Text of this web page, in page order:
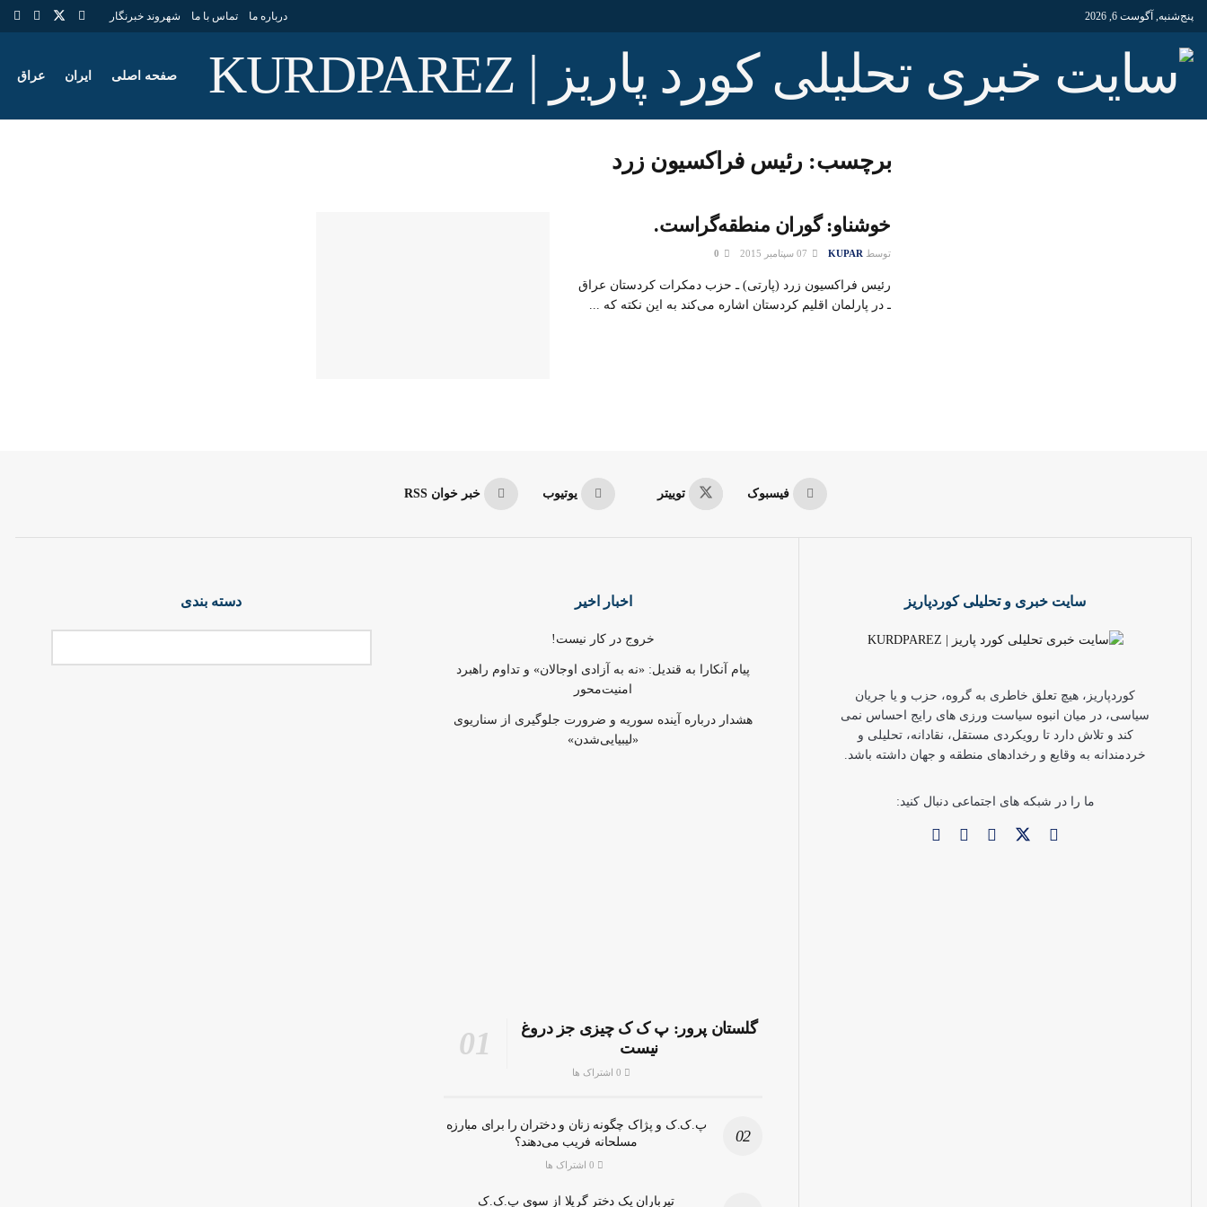
پنج‌شنبه, آگوست 6, 2026 درباره ما تماس با ما شهروند خبرنگار
صفحه اصلی ایران عراق
برچسب: رئيس فراكسيون زرد
خوشناو: گوران منطقه‌گراست.
توسط KUPAR
رئیس فراکسیون زرد (پارتی) ـ حزب دمکرات کردستان عراق
ـ در پارلمان اقلیم کردستان اشاره می‌کند به این نکته که ...
فیسبوک توییتر یوتیوب خبر خوان RSS
سایت خبری و تحلیلی کوردپاریز
کوردپاریز، هیچ تعلق خاطری به گروه، حزب و یا جریان
سیاسی، در میان انبوه سیاست ورزی های رایج احساس نمی
کند و تلاش دارد تا رویکردی مستقل، نقادانه، تحلیلی و
خردمندانه به وقایع و رخدادهای منطقه و جهان داشته باشد.
ما را در شبکه های اجتماعی دنبال کنید:
اخبار اخیر
خروج در کار نیست!
پیام آنکارا به قندیل: «نه به آزادی اوجالان» و تداوم راهبرد
امنیت‌محور
هشدار درباره آینده سوریه و ضرورت جلوگیری از سناریوی
«لیبیایی‌شدن»
گلستان پرور: پ ک ک چیزی جز دروغ
نیست
پ.ک.ک و پژاک چگونه زنان و دختران را برای مبارزه
مسلحانه فریب می‌دهند؟
تیرباران یک دختر گریلا از سوی پ.ک.ک
دسته بندی